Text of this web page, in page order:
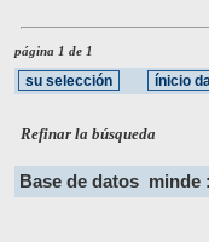
página 1 de 1
Refinar la búsqueda
Base de datos minde